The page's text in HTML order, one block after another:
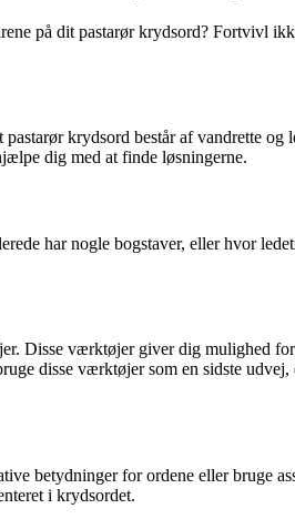
på dit pastarør krydsord?
krydsord består af vandrette
dig med at finde løsningerne.
har nogle bogstaver, eller hvor
værktøjer giver dig mulighed for
disse værktøjer som en sidste
betydninger for ordene eller bruge
i krydsordet.